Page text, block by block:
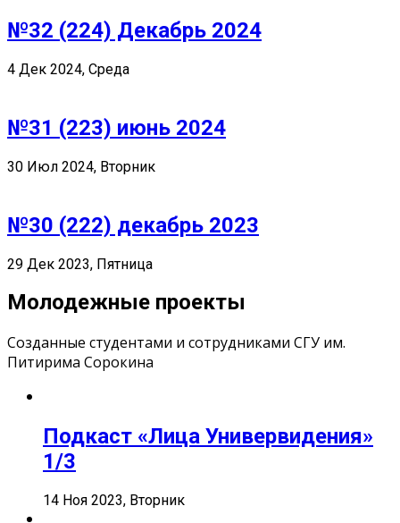
№32 (224) Декабрь 2024
4 Дек 2024, Среда
№31 (223) июнь 2024
30 Июл 2024, Вторник
№30 (222) декабрь 2023
29 Дек 2023, Пятница
Молодежные проекты
Созданные студентами и сотрудниками СГУ им.
Питирима Сорокина
Подкаст «Лица Универвидения»
1/3
14 Ноя 2023, Вторник